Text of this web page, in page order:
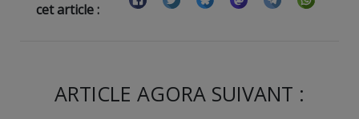
cet article :
ARTICLE AGORA SUIVANT :